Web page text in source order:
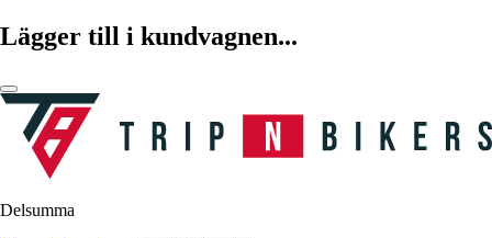
Lägger till i kundvagnen...
Delsumma